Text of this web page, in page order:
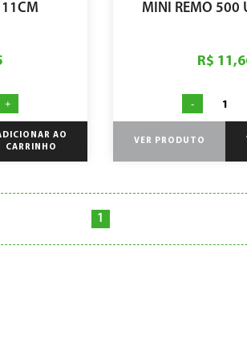
11CM
+
AO
CARRINHO
MINI REMO 500
R$
-
VER PRODUTO
1